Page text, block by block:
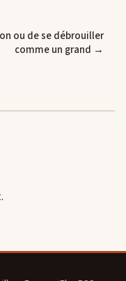
ou de se débrouiller
comme un grand →